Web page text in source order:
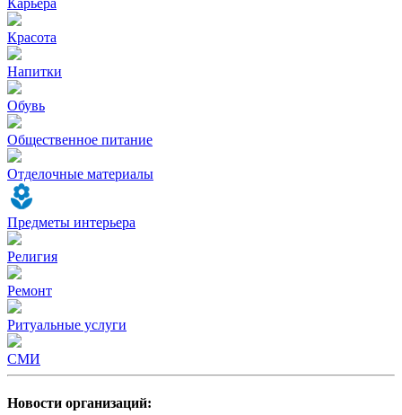
Красота
Напитки
Обувь
Общественное питание
Отделочные материалы
Предметы интерьера
Религия
Ремонт
Ритуальные услуги
СМИ
Новости организаций: